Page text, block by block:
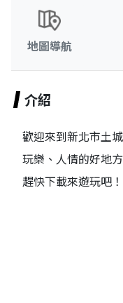
地圖導航
介紹
歡迎來到新北市土
玩樂、人情的好地
趕快下載來遊玩吧！